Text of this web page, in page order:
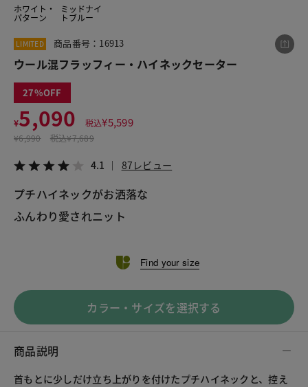
ホワイト・
パターン
ミッドナイ
トブルー
LIMITED 商品番号：16913
ウール混フラッフィー・ハイネックセーター
27
¥5,090 税込¥5,599
¥6,990 税込¥7,689
4.1 87レビュー
プチハイネックがお洒落な
ふんわり愛されニット
Find your size
カラー・サイズを選択する
商品説明
首もとに少しだけ立ち上がりを付けたプチハイネックと、控え
この商品をシェアする
¥5,090
税込¥5,599
LINE